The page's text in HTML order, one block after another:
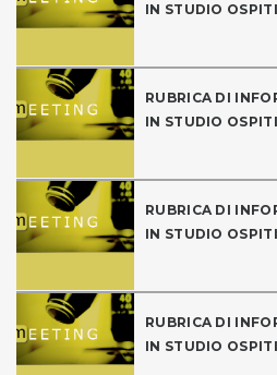
IN STUDIO
RUBRICA DI
IN STUDIO
RUBRICA DI
IN STUDIO
RUBRICA DI
IN STUDIO